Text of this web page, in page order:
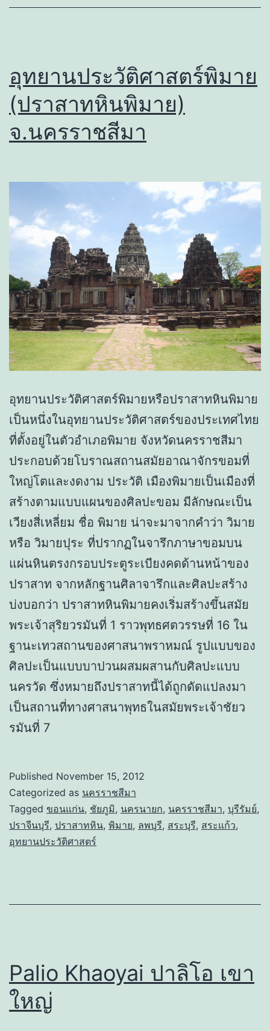
อุทยานประวัติศาสตร์พิมาย
(ปราสาทหินพิมาย)
จ.นครราชสีมา
อุทยานประวัติศาสตร์พิมายหรือปราสาทหินพิมาย
เป็นหนึ่งในอุทยานประวัติศาสตร์ของประเทศไทย
ที่ตั้งอยู่ในตัวอำเภอพิมาย จังหวัดนครราชสีมา
ประกอบด้วยโบราณสถานสมัยอาณาจักรขอมที่
ใหญ่โตและงดงาม ประวัติ เมืองพิมายเป็นเมืองที่
สร้างตามแบบแผนของศิลปะขอม มีลักษณะเป็น
เวียงสี่เหลี่ยม ชื่อ พิมาย น่าจะมาจากคำว่า วิมาย
หรือ วิมายปุระ ที่ปรากฏในจารึกภาษาขอมบน
แผ่นหินตรงกรอบประตูระเบียงคดด้านหน้าของ
ปราสาท จากหลักฐานศิลาจารึกและศิลปะสร้าง
บ่งบอกว่า ปราสาทหินพิมายคงเริ่มสร้างขึ้นสมัย
พระเจ้าสุริยวรมันที่ 1 ราวพุทธศตวรรษที่ 16 ใน
ฐานะเทวสถานของศาสนาพราหมณ์ รูปแบบของ
ศิลปะเป็นแบบบาปวนผสมผสานกับศิลปะแบบ
นครวัด ซึ่งหมายถึงปราสาทนี้ได้ถูกดัดแปลงมา
เป็นสถานที่ทางศาสนาพุทธในสมัยพระเจ้าชัยว
รมันที่ 7
Published November 15, 2012
Categorized as นครราชสีมา
Tagged ขอนแก่น, ชัยภูมิ, นครนายก, นครราชสีมา, บุรีรัมย์,
ปราจีนบุรี, ปราสาทหิน, พิมาย, ลพบุรี, สระบุรี, สระแก้ว,
อุทยานประวัติศาสตร์
Palio Khaoyai ปาลิโอ เขา
ใหญ่